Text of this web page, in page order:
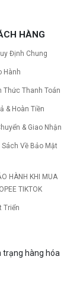
kêu to khiến
Tìm hiểu ngay
hiệu quả để máy
full box mới
tốt
cao, mang lại
gaming bị tụt
thời gian? Tìm hiểu
từng bước tại Vi Tính
RTX 50
3GB
mắt dòng card đồ
Nguyên nhân chính
gấp 3 lần so với
HÀNG
Định Chung
Hành
Thức Thanh Toán
& Hoàn Tiền
& Giao Nhận
Về Bảo Mật
HÀNH KHI MUA
TIKTOK
Triển
trạng hàng hóa